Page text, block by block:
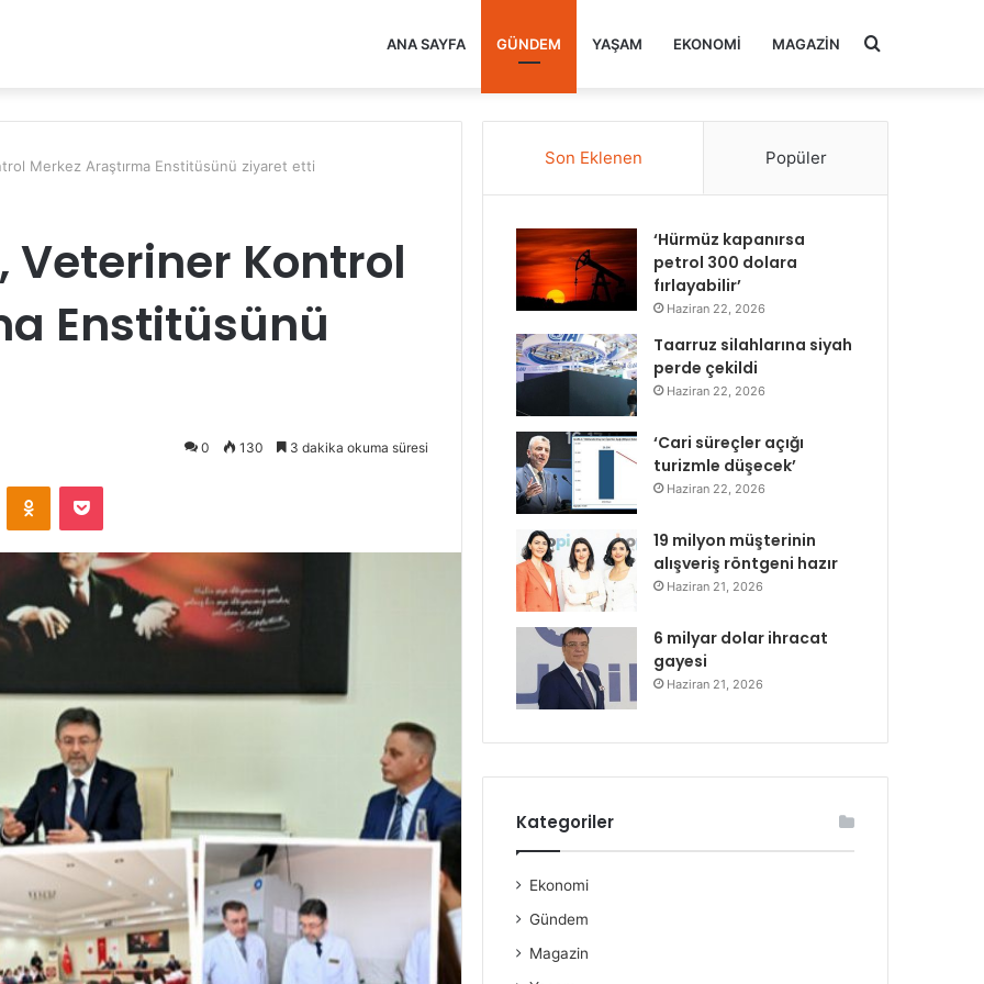
ANA SAYFA GÜNDEM YAŞAM EKONOMI MAGAZIN Arama
Merkez Araştırma Enstitüsünü ziyaret etti
Veteriner Kontrol
Enstitüsünü
0 130 3 dakika okuma süresi
Odnoklassniki
Pocket
Son Eklenen Popüler
‘Hürmüz kapanırsa
petrol 300 dolara
fırlayabilir’
Haziran 22, 2026
Taarruz silahlarına siyah
perde çekildi
Haziran 22, 2026
‘Cari süreçler açığı
turizmle düşecek’
Haziran 22, 2026
19 milyon müşterinin
alışveriş röntgeni hazır
Haziran 21, 2026
6 milyar dolar ihracat
gayesi
Haziran 21, 2026
Kategoriler
Ekonomi
Gündem
Magazin